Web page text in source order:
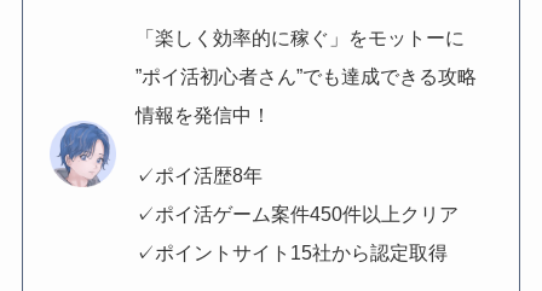
「楽しく効率的に稼ぐ」をモットーに
”ポイ活初心者さん”でも達成できる攻略
情報を発信中！
✓ポイ活歴8年
✓ポイ活ゲーム案件450件以上クリア
✓ポイントサイト15社から認定取得